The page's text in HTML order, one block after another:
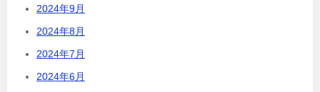
2024年9月
2024年8月
2024年7月
2024年6月